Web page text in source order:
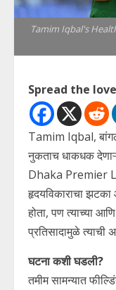
Tamim Iqbal's
Spread the love
Tamim Iqbal,
नुकताच धाकधक
Dhaka Premier
हृदयविकाराचा
होता, पण त्याच्या
प्रतिसादामुळे त्याची
घटना कशी घडली?
तमीम सामन्यात